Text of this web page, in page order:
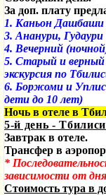
За доп. плату
1. Каньон Дашбаши
3. Ананури, Гудаури
4. Вечерний
5. Старый и верный
экскурсия по
6. Боржоми и
дети до 10 лет)
Ночь в отеле в
5-й день - Тбилиси
Завтрак в отеле.
Трансфер в
*
зависимости от дня
Стоимость тура в